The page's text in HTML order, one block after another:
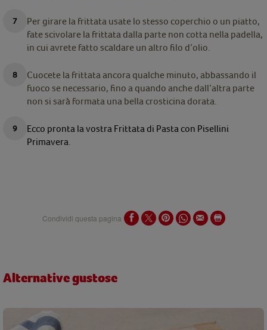
Per girare la frittata usate lo stesso coperchio o un piatto,
fate scivolare la frittata dalla parte non cotta nella padella,
in cui avrete fatto scaldare un altro filo d’olio.
Cuocete la frittata ancora qualche minuto, abbassando il
fuoco se necessario, fino a quando anche dall’altra parte
non si sarà formata una bella crosticina dorata.
Ecco pronta la vostra Frittata di Pasta con Pisellini
Primavera
Condividi questa pagina
Alternative gustose